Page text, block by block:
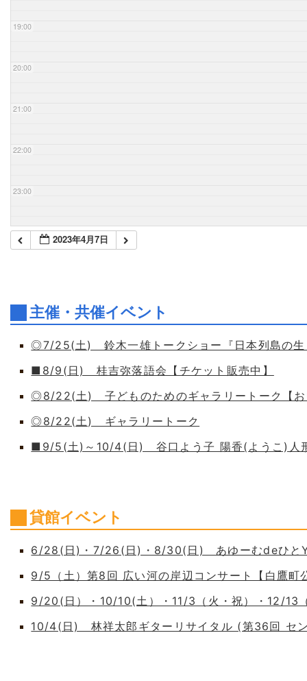
19:00
20:00
21:00
22:00
23:00
2023年4月7日
主催・共催イベント
◎7/25(土) 鈴木一雄トークショー『日本列島の生
■8/9(日) 桂吉弥落語会【チケット販売中】
◎8/22(土) 子どものためのギャラリートーク【お
◎8/22(土) ギャラリートーク
■9/5(土)～10/4(日) 谷口よう子 陽香(ようこ)人
貸館イベント
6/28(日)・7/26(日)・8/30(日) あゆーむdeひと
9/5（土）第8回 広い河の岸辺コンサート【白鷹町
9/20(日）・10/10(土）・11/3（火・祝）・12/
10/4(日) 林祥太郎ギターリサイタル (第36回 セ